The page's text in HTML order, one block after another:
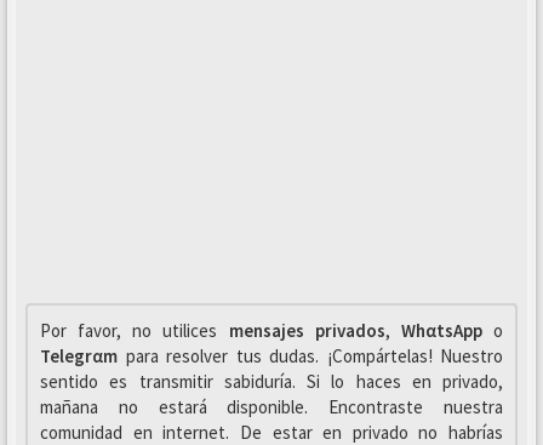
Por favor, no utilices mensajes privados, WhαtsAppo
Telegrαm para resolver tus dudas. ¡Compártelas! Nuestro
sentido es transmitir sabiduría. Si lo haces en privado,
mañana no estará disponible. Encontraste nuestra
comunidad en internet. De estar en privado no habrías